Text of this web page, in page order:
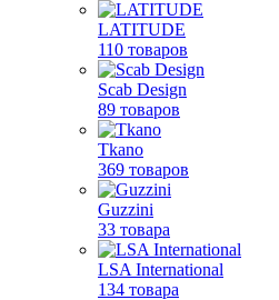
LATITUDE
110 товаров
Scab Design
89 товаров
Tkano
369 товаров
Guzzini
33 товара
LSA International
134 товара